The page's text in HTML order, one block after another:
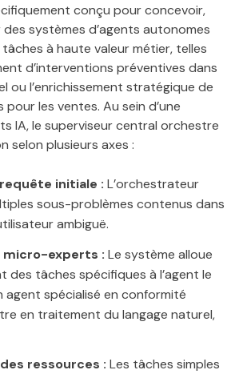
conçu pour concevoir,
systèmes d’agents autonomes
à haute valeur métier, telles
d’interventions préventives dans
ou l’enrichissement stratégique de
les ventes. Au sein d’une
IA, le superviseur central orchestre
selon plusieurs axes :
initiale : L’orchestrateur
sous-problèmes contenus dans
ambiguë.
micro-experts : Le système alloue
des tâches spécifiques à l’agent le
agent spécialisé en conformité
en traitement du langage naturel,
ressources : Les tâches simples